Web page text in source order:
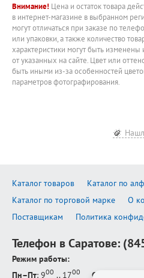
Внимание! Цена и остаток товара
в интернет-магазине в выбранном
могут отличаться при заказе по
или упаковки, а также количество
характеристики могут быть изменены
от указанных на сайте. Цвет или
быть иными из-за особенностей
параметров фотографирования.
Каталог товаров
Каталог по
Каталог по торговой марке
О
Поставщикам
Политика
Телефон в Саратове:
Режим работы:
Пн–Пт: 900 .. 1700 Сб–Вс